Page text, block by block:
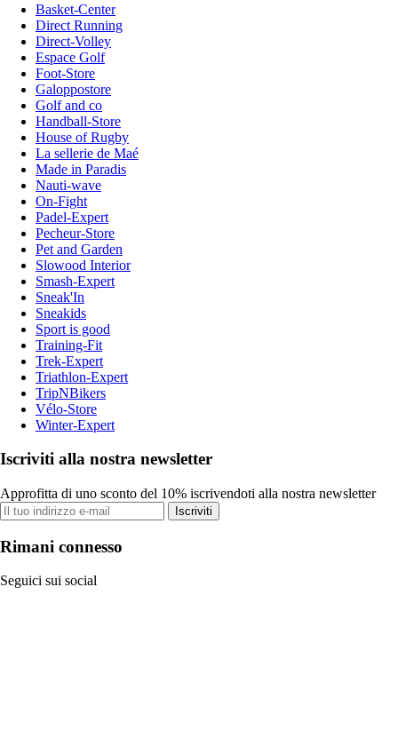
Basket-Center
Direct Running
Direct-Volley
Espace Golf
Foot-Store
Galoppostore
Golf and co
Handball-Store
House of Rugby
La sellerie de Maé
Made in Paradis
Nauti-wave
On-Fight
Padel-Expert
Pecheur-Store
Pet and Garden
Slowood Interior
Smash-Expert
Sneak'In
Sneakids
Sport is good
Training-Fit
Trek-Expert
Triathlon-Expert
TripNBikers
Vélo-Store
Winter-Expert
Iscriviti alla nostra newsletter
Approfitta di uno sconto del 10% iscrivendoti alla nostra newsletter
Iscriviti
Rimani connesso
Seguici sui social